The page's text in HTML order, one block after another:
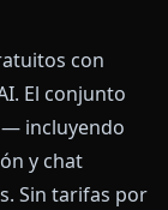
con
El conjunto
— incluyendo
y chat
Sin tarifas por